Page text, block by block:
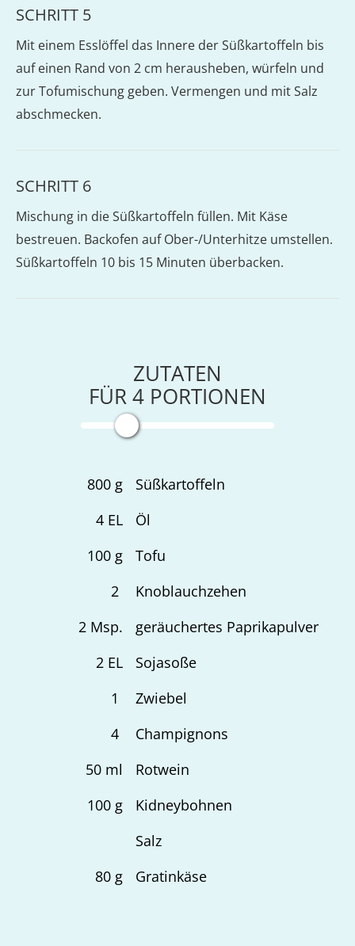
SCHRITT 5
Mit einem Esslöffel das Innere der Süßkartoffeln bis
auf einen Rand von 2 cm herausheben, würfeln und
zur Tofumischung geben. Vermengen und mit Salz
abschmecken.
SCHRITT 6
Mischung in die Süßkartoffeln füllen. Mit Käse
bestreuen. Backofen auf Ober-/Unterhitze umstellen.
Süßkartoffeln 10 bis 15 Minuten überbacken.
ZUTATEN
FÜR4 PORTIONEN
800g
Süßkartoffeln
4EL
Öl
100g
Tofu
2
Knoblauchzehen
2Msp.
geräuchertes Paprikapulver
2EL
Sojasoße
1
Zwiebel
4
Champignons
50ml
Rotwein
100g
Kidneybohnen
Salz
80g Gratinkäse